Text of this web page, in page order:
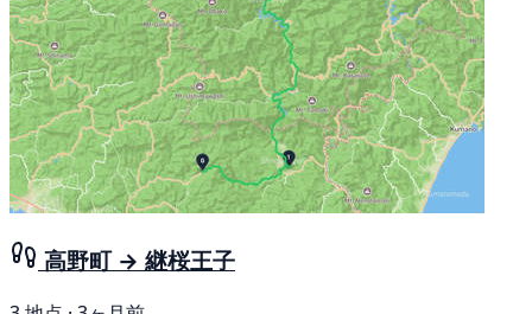
高野町 → 継桜王子